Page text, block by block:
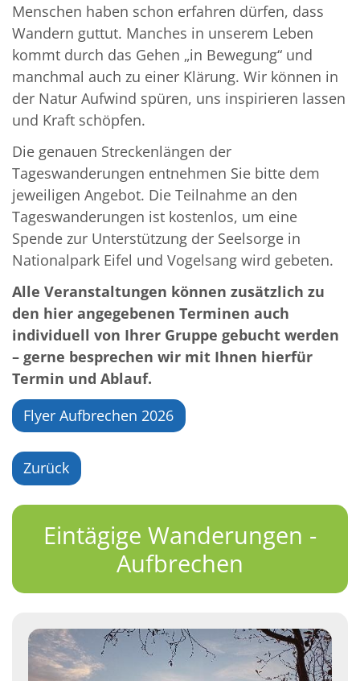
Menschen haben schon erfahren dürfen, dass
Wandern guttut. Manches in unserem Leben
kommt durch das Gehen „in Bewegung“ und
manchmal auch zu einer Klärung. Wir können in
der Natur Aufwind spüren, uns inspirieren lassen
und Kraft schöpfen.
Die genauen Streckenlängen der
Tageswanderungen entnehmen Sie bitte dem
jeweiligen Angebot. Die Teilnahme an den
Tageswanderungen ist kostenlos, um eine
Spende zur Unterstützung der Seelsorge in
Nationalpark Eifel und Vogelsang wird gebeten.
Alle Veranstaltungen können zusätzlich zu
den hier angegebenen Terminen auch
individuell von Ihrer Gruppe gebucht werden
– gerne besprechen wir mit Ihnen hierfür
Termin und Ablauf.
Flyer Aufbrechen 2026
Zurück
Eintägige Wanderungen -
Aufbrechen